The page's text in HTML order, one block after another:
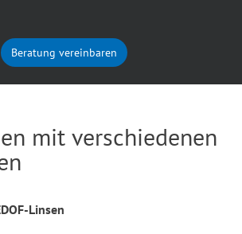
Beratung vereinbaren
mit verschiedenen
Linsen